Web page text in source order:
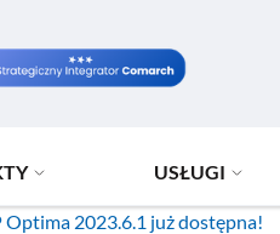
USŁUGI
Optima 2023.6.1 już dostępna!